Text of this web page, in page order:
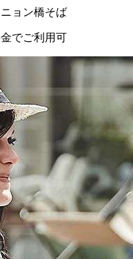
ョン橋そば
でご利用可